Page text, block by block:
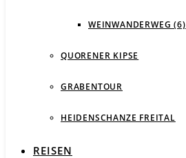
WEINWANDERWEG (6)
QUORENER KIPSE
GRABENTOUR
HEIDENSCHANZE FREITAL
REISEN